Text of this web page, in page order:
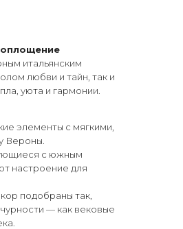
итальянским
любви и тайн, так и
уюта и гармонии.
элементы с мягкими,
Вероны.
с южным
настроение для
подобраны так,
— как вековые